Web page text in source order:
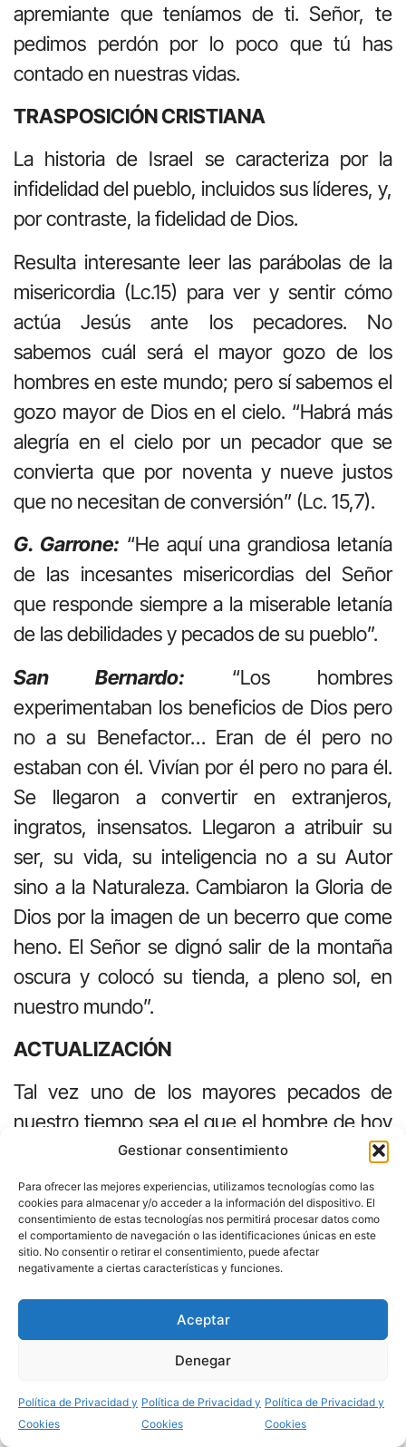
Gestionar consentimiento
Para ofrecer las mejores experiencias, utilizamos tecnologías como las
cookies para almacenar y/o acceder a la información del dispositivo. El
consentimiento de estas tecnologías nos permitirá procesar datos como
el comportamiento de navegación o las identificaciones únicas en este
sitio. No consentir o retirar el consentimiento, puede afectar
negativamente a ciertas características y funciones.
Aceptar
Denegar
Política de Privacidad y
Cookies
Política de Privacidad y
Cookies
Política de Privacidad y
Cookies
apremiante que teníamos de ti. Señor, te
pedimos perdón por lo poco que tú has
contado en nuestras vidas.
TRASPOSICIÓN CRISTIANA
La historia de Israel se caracteriza por la
infidelidad del pueblo, incluidos sus líderes, y,
por contraste, la fidelidad de Dios.
Resulta interesante leer las parábolas de la
misericordia (Lc.15) para ver y sentir cómo
actúa Jesús ante los pecadores. No
sabemos cuál será el mayor gozo de los
hombres en este mundo; pero sí sabemos el
gozo mayor de Dios en el cielo. “Habrá más
alegría en el cielo por un pecador que se
convierta que por noventa y nueve justos
que no necesitan de conversión” (Lc. 15,7).
G. Garrone: “He aquí una grandiosa letanía
de las incesantes misericordias del Señor
que responde siempre a la miserable letanía
de las debilidades y pecados de su pueblo”.
San Bernardo:
“Los hombres
experimentaban los beneficios de Dios pero
no a su Benefactor… Eran de él pero no
estaban con él. Vivían por él pero no para él.
Se llegaron a convertir en extranjeros,
ingratos, insensatos. Llegaron a atribuir su
ser, su vida, su inteligencia no a su Autor
sino a la Naturaleza. Cambiaron la Gloria de
Dios por la imagen de un becerro que come
heno. El Señor se dignó salir de la montaña
oscura y colocó su tienda, a pleno sol, en
nuestro mundo”.
ACTUALIZACIÓN
Tal vez uno de los mayores pecados de
nuestro tiempo sea el que el hombre de hoy
“ha perdido la conciencia de pecado”. Y, sin
conciencia de pecado no cabe
arrepentimiento. Por eso se peca y se vuelve
a pecar. Este salmo nos recuerda que “todos
somos pecadores”.
Lo decía muy claramente el Papa Francisco
apenas llegó a ser Papa. ¿Cómo puede ser
santa una Iglesia formada por seres
humanos, por pecadores? ¿Hombres
pecadores, mujeres pecadoras, sacerdotes